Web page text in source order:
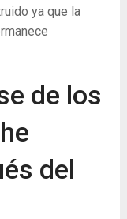
ya que la
de los
del